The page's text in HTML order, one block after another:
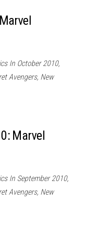
In October 2010,
Avengers, New
Marvel
In September 2010,
Avengers, New